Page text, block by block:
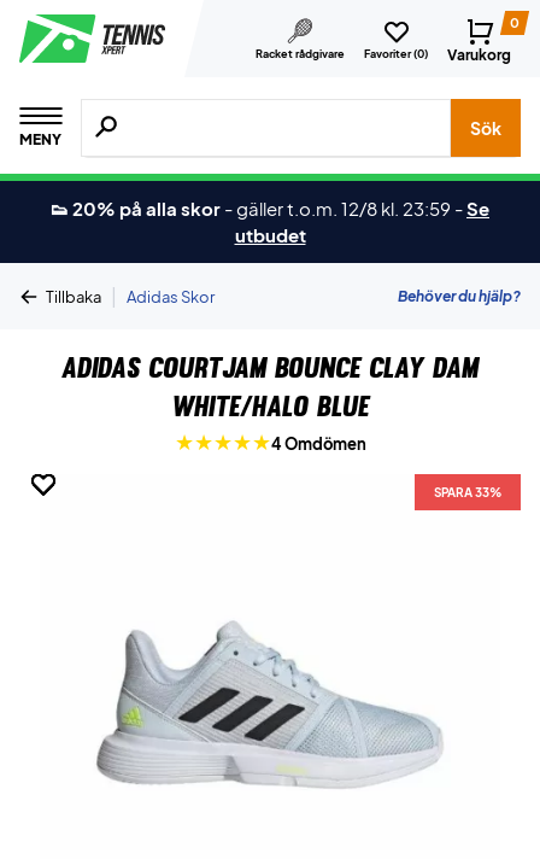
Racket rådgivare Favoriter (0)
0
Varukorg
MENY
Sök efter produkter, märken osv.
Sök
👟 20% på alla skor -gäller t.o.m. 12/8 kl. 23:59 -Se
utbudet
Tillbaka | Adidas Skor Behöver du hjälp?
Adidas CourtJam Bounce Clay Dam
White/Halo Blue
4 Omdömen
SPARA 33%
SPARA 33%
SPARA 33%
SPARA 33%
SPARA 33%
SPARA 33%
SPARA 33%